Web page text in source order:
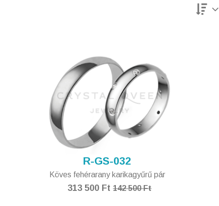
R-GS-032
Köves fehérarany karikagyűrű pár
313 500 Ft 142 500 Ft